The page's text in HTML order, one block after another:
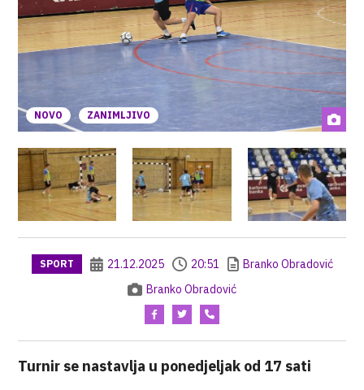
NOVO ZANIMLJIVO
SPORT 21.12.2025 20:51
Branko Obradović
Branko Obradović
Turnir se nastavlja u ponedjeljak od 17 sati